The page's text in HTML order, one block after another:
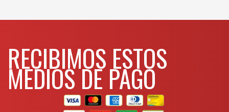
RECIBIMOS ESTOS
MEDIOS DE PAGO